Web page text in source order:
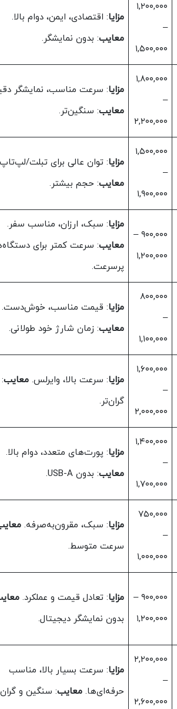
۱,۲۰۰,۰۰۰
–
۱,۵۰۰,۰۰۰
مزایا: اقتصادی، ایمن، دوام بالا.
معایب: بدون نمایشگر.
۱,۸۰۰,۰۰۰
–
۲,۲۰۰,۰۰۰
مزایا: سرعت مناسب، نمایشگر
معایب: سنگین‌تر.
۱,۵۰۰,۰۰۰
–
۱,۹۰۰,۰۰۰
مزایا: توان عالی برای تبلت/
معایب: حجم بیشتر.
۹۰۰,۰۰۰ –
۱,۲۰۰,۰۰۰
مزایا: سبک، ارزان، مناسب سفر.
معایب: سرعت کمتر برای
پرسرعت.
۸۰۰,۰۰۰
–
۱,۱۰۰,۰۰۰
مزایا: قیمت مناسب، خوش‌دست.
معایب: زمان شارژ خود طولانی.
۱,۶۰۰,۰۰۰
–
۲,۰۰۰,۰۰۰
مزایا: سرعت بالا، وایرلس.معایب:
گران‌تر.
۱,۴۰۰,۰۰۰
–
۱,۷۰۰,۰۰۰
مزایا: پورت‌های متعدد، دوام بالا.
معایب: بدون USB-A.
۷۵۰,۰۰۰
–
۱,۰۰۰,۰۰۰
مزایا: سبک، مقرون‌به‌صرفه.
سرعت متوسط.
۹۰۰,۰۰۰ –
۱,۲۰۰,۰۰۰
مزایا: تعادل قیمت و عملکرد.
بدون نمایشگر دیجیتال.
۲,۲۰۰,۰۰۰
–
۲,۶۰۰,۰۰۰
مزایا: سرعت بسیار بالا، مناسب
حرفه‌ای‌ها.معایب: سنگین و